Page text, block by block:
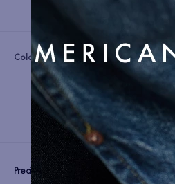
Color:
Precio: S/ S/ 149